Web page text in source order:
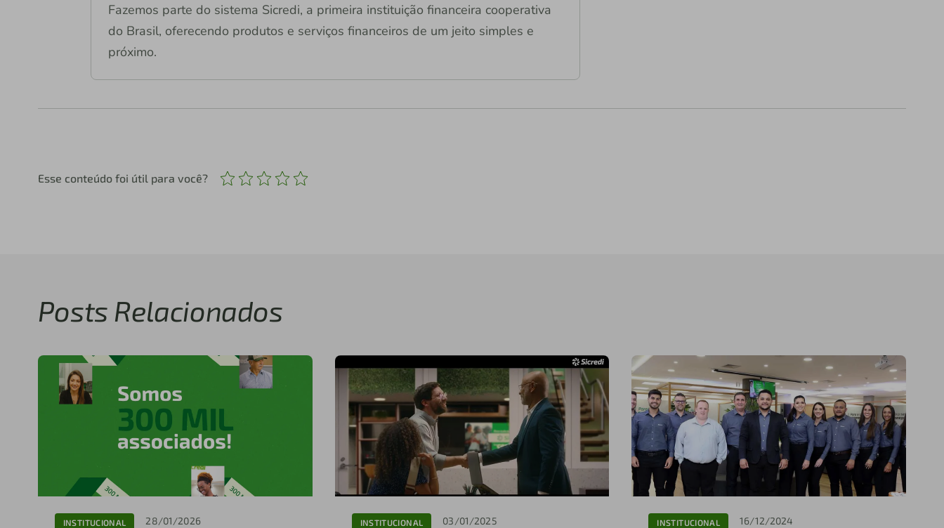
Fazemos parte do sistema Sicredi, a primeira instituição financeira cooperativa
do Brasil, oferecendo produtos e serviços financeiros de um jeito simples e
próximo.
Esse conteúdo foi útil para você?
Posts Relacionados
INSTITUCIONAL 28/01/2026 INSTITUCIONAL 03/01/2025 INSTITUCIONAL 16/12/2024